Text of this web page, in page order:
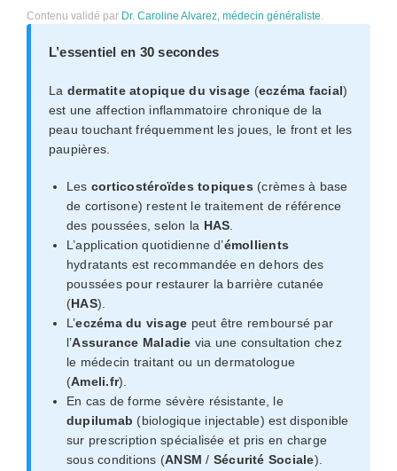
Contenu validé par Dr. Caroline Alvarez, médecin généraliste.
L’essentiel en 30 secondes
La dermatite atopique du visage (eczéma facial)
est une affection inflammatoire chronique de la
peau touchant fréquemment les joues, le front et les
paupières.
Les corticostéroïdes topiques (crèmes à base
de cortisone) restent le traitement de référence
des poussées, selon la HAS
L’application quotidienne d’émollients
hydratants est recommandée en dehors des
poussées pour restaurer la barrière cutanée
(HAS).
L’eczéma du visage peut être remboursé par
l’Assurance Maladie via une consultation chez
le médecin traitant ou un dermatologue
(Ameli.fr).
En cas de forme sévère résistante, le
dupilumab (biologique injectable) est disponible
sur prescription spécialisée et pris en charge
sous conditions (ANSM / Sécurité Sociale).